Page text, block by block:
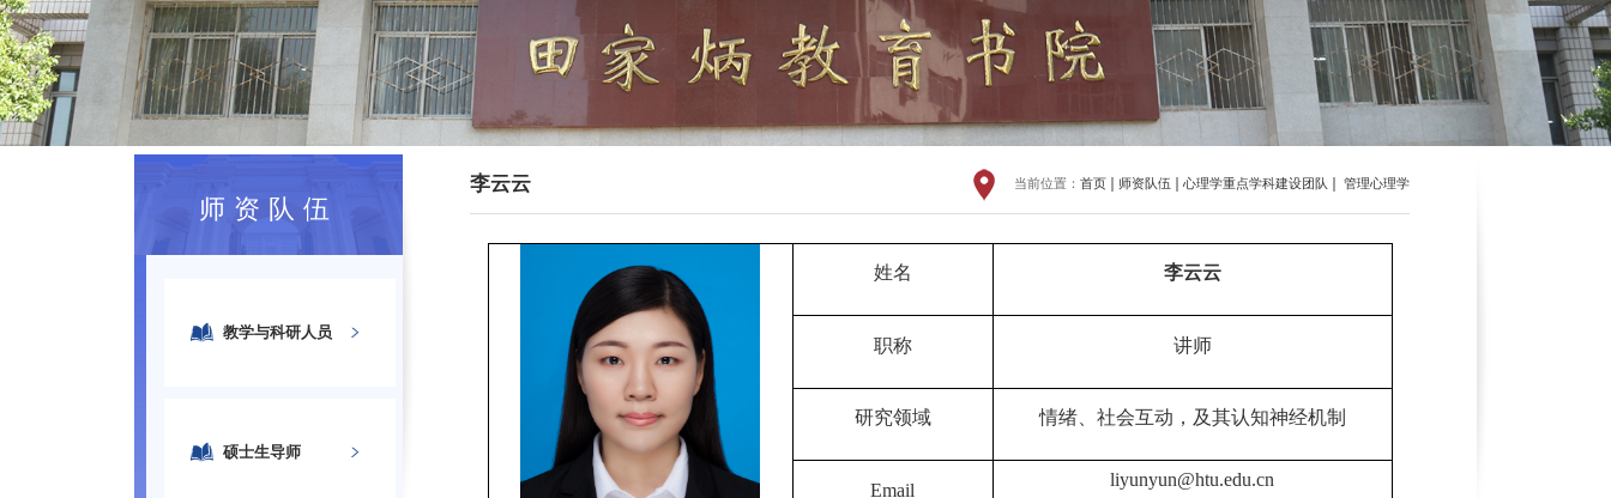
师资队伍
教学与科研人员
硕士生导师
李云云 当前位置： 首页 师资队伍 心理学重点学科建设团队 管理心理学
姓名 李云云
职称 讲师
研究领域 情绪、社会互动，及其认知神经机制
Email
liyunyun@htu.edu.cn